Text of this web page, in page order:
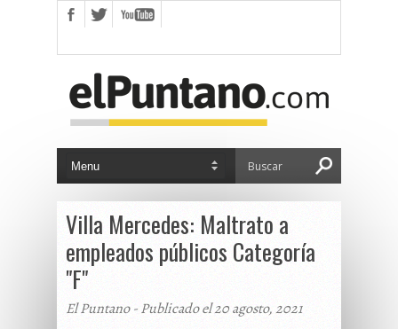
Villa Mercedes: Maltrato a
empleados públicos Categoría
"F"
El Puntano - Publicado el 20 agosto, 2021